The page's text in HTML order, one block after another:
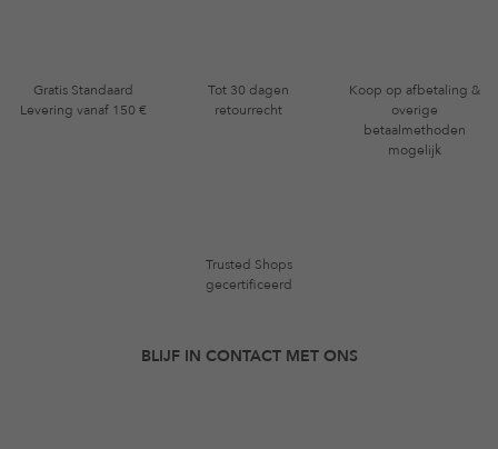
Gratis Standaard
Levering vanaf 150 €
Tot 30 dagen
retourrecht
Koop op afbetaling &
overige
betaalmethoden
mogelijk
Trusted Shops
gecertificeerd
BLIJF IN CONTACT MET ONS